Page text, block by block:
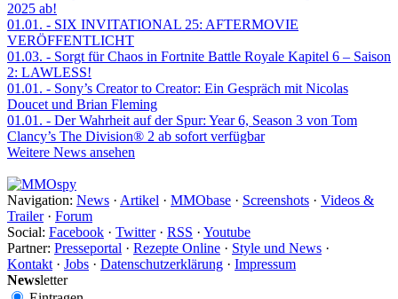
2025 ab!
01.01. - SIX INVITATIONAL 25: AFTERMOVIE
VERÖFFENTLICHT
01.03. - Sorgt für Chaos in Fortnite Battle Royale Kapitel 6 – Saison
2: LAWLESS!
01.01. - Sony’s Creator to Creator: Ein Gespräch mit Nicolas
Doucet und Brian Fleming
01.01. - Der Wahrheit auf der Spur: Year 6, Season 3 von Tom
Clancy’s The Division® 2 ab sofort verfügbar
Weitere News ansehen
Navigation: News · Artikel · MMObase · Screenshots · Videos &
Trailer· Forum
Social: Facebook · Twitter· RSS · Youtube
Partner: Presseportal · Rezepte Online · Style und News ·
Kontakt · Jobs · Datenschutzerklärung · Impressum
Newsletter